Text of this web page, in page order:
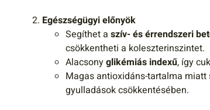
Egészségügyi előnyök
Segíthet a szív- és érrendszeri
csökkentheti a koleszterinszintet.
Alacsonyglikémiás indexű, így
Magas antioxidáns-tartalma miatt
gyulladások csökkentésében.